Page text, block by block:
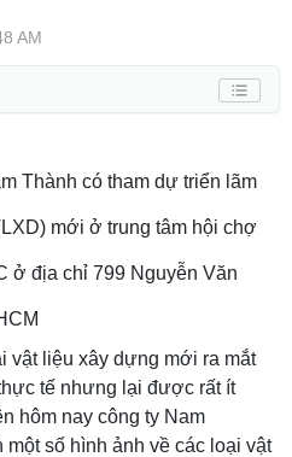
AM
Thành có tham dự triển lãm
mới ở trung tâm hội chợ
ở địa chỉ 799 Nguyễn Văn
vật liệu xây dựng mới ra mắt
tế nhưng lại được rất ít
hôm nay công ty Nam
số hình ảnh về các loại vật